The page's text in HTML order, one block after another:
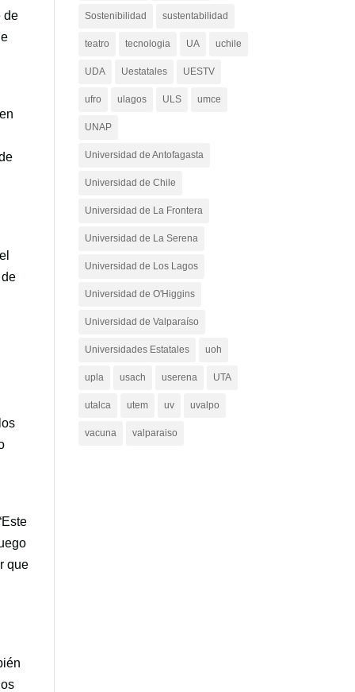
de
que
Sostenibilidad sustentabilidad
teatro tecnologia UA uchile
UDA Uestatales UESTV
ufro ulagos ULS umce
UNAP
Universidad de Antofagasta
Universidad de Chile
Universidad de La Frontera
Universidad de La Serena
Universidad de Los Lagos
Universidad de O'Higgins
Universidad de Valparaíso
Universidades Estatales uoh
upla usach userena UTA
utalca utem uv uvalpo
vacuna valparaiso